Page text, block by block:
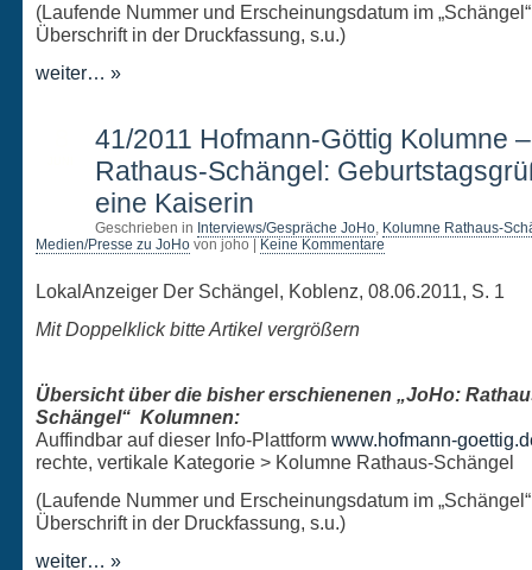
(Laufende Nummer und Erscheinungsdatum im
Überschrift in der Druckfassung, s.u.)
weiter… »
41/2011 Hofmann-Göttig Kolumne
Rathaus-Schängel:
eine Kaiserin
Geschrieben in Interviews/Gespräche JoHo, Kolumne Rathaus-
Medien/Presse zu JoHo von joho | Keine Kommentare
LokalAnzeiger Der Schängel, Koblenz, 08.06.2011, S. 1
Mit Doppelklick bitte Artikel vergrößern
Übersicht über die bisher erschienenen „JoHo:
Schängel“ Kolumnen:
Auffindbar auf dieser Info-Plattform www.hofmann-
rechte, vertikale Kategorie > Kolumne Rathaus-Schängel
(Laufende Nummer und Erscheinungsdatum im
Überschrift in der Druckfassung, s.u.)
weiter… »